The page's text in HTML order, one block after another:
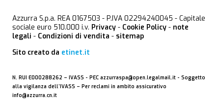
Azzurra S.p.a. REA 0167503 - P.IVA 02294240045 - Capitale
sociale euro 510.000 i.v. Privacy - Cookie Policy - note
legali - Condizioni di vendita - sitemap
Sito creato da etinet.it
N. RUI E000288262 – IVASS - PEC azzurraspa@open.legalmail.it - Soggetto
alla vigilanza dell’IVASS – Per reclami in ambito assicurativo
info@azzurra.cn.it